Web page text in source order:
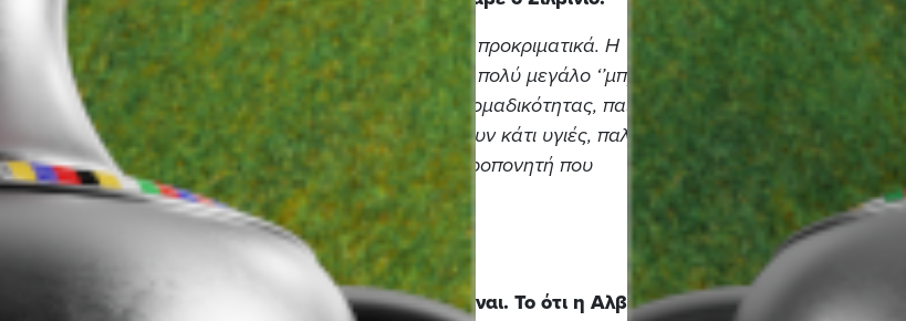
βγήκε πρώτη στον όμιλο με μόνο μία ήττα στα προκριματικά. Η
επάξια από τα αποτελέσματα και, φυσικά, ένα πολύ μεγάλο ‘’μπράβο’’
είναι ότι αυτή τη φορά υπάρχει το αίσθημα ομαδικότητας, παίζουν
από μονάδες. Οι παίκτες μεταξύ τους βγάζουν κάτι υγιές, παλεύουν
μεγάλο ποσοστό της επιτυχίας πιστώνεται στον προπονητή που
στην ομάδα αυτή».
το 2023
και την (κάτοχο) Ιταλία μόνο εύκολος δεν είναι. Το ότι η Αλβανία